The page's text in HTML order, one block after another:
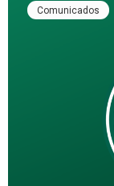
Comunicados